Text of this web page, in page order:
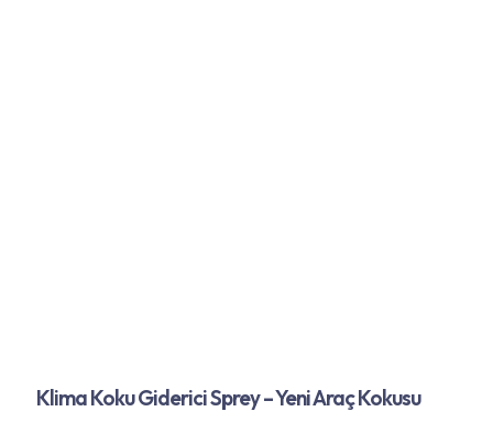
Klima Koku Giderici Sprey – Yeni Araç Kokusu